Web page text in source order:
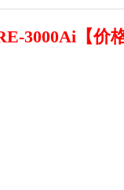
3000Ai【价格